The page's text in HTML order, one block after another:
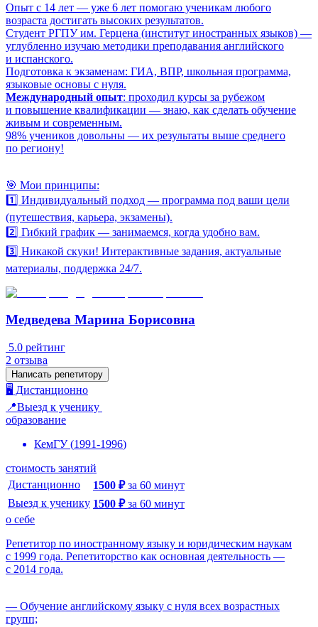
Опыт с 14 лет — уже 6 лет помогаю ученикам любого
возраста достигать высоких результатов.
Студент РГПУ им. Герцена (институт иностранных языков) —
углубленно изучаю методики преподавания английского
и испанского.
Подготовка к экзаменам: ГИА, ВПР, школьная программа,
языковые основы с нуля.
Международный опыт: проходил курсы за рубежом
и повышение квалификации — знаю, как сделать обучение
живым и современным.
98% учеников довольны — их результаты выше среднего
по региону!
🎯 Мои принципы:
1️⃣ Индивидуальный подход — программа под ваши цели
(путешествия, карьера, экзамены).
2️⃣ Гибкий график — занимаемся, когда удобно вам.
3️⃣ Никакой скуки! Интерактивные задания, актуальные
материалы, поддержка 24/7.
Медведева Марина Борисовна
5.0 рейтинг
2 отзыва
Написать репетитору
🖥️ Дистанционно
📍Выезд к ученику
образование
КемГУ(1991-1996)
стоимость занятий
Дистанционно
1500 ₽ за 60 минут
Выезд к ученику 1500 ₽ за 60 минут
о себе
Репетитор по иностранному языку и юридическим наукам
с 1999 года. Репетиторство как основная деятельность —
с 2014 года.
— Обучение английскому языку с нуля всех возрастных
групп;